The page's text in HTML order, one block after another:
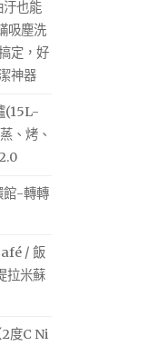
也能
吸塵洗
定，好
神器
(15L-
、烤、
館-轉轉
/ 飯
拉米蘇
度C Ni